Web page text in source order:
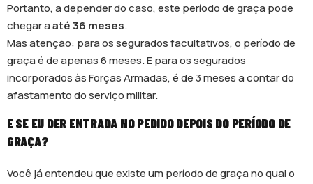
Portanto, a depender do caso, este período de graça pode
chegar aaté 36 meses.
Mas atenção: para os segurados facultativos, o período de
graça é de apenas 6 meses. E para os segurados
incorporados às Forças Armadas, é de 3 meses a contar do
afastamento do serviço militar.
E SE EU DER ENTRADA NO PEDIDO DEPOIS DO PERÍODO DE
GRAÇA?
Você já entendeu que existe um período de graça no qual o